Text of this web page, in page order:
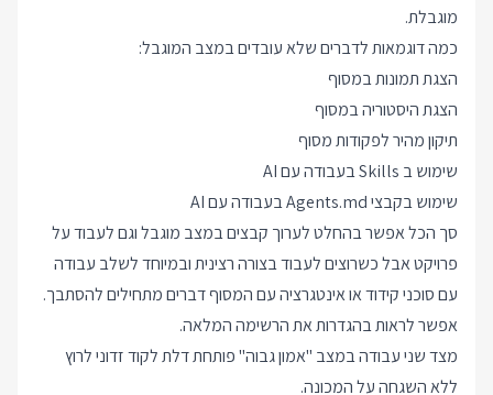
מוגבלת.
כמה דוגמאות לדברים שלא עובדים במצב המוגבל:
הצגת תמונות במסוף
הצגת היסטוריה במסוף
תיקון מהיר לפקודות מסוף
שימוש ב Skills בעבודה עם AI
שימוש בקבצי Agents.md בעבודה עם AI
סך הכל אפשר בהחלט לערוך קבצים במצב מוגבל וגם לעבוד על
פרויקט אבל כשרוצים לעבוד בצורה רצינית ובמיוחד לשלב עבודה
עם סוכני קידוד או אינטגרציה עם המסוף דברים מתחילים להסתבך.
אפשר לראות בהגדרות את הרשימה המלאה.
מצד שני עבודה במצב "אמון גבוה" פותחת דלת לקוד זדוני לרוץ
ללא השגחה על המכונה.